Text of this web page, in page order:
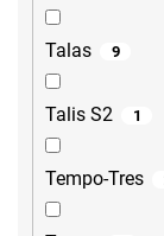
Talas 9
Talis S2 1
Tempo-Tres